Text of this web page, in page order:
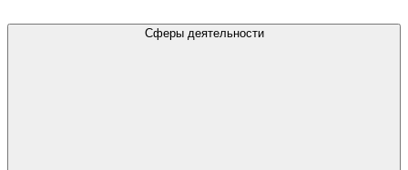
Сферы деятельности